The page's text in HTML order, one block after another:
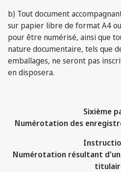
b) Tout document
sur papier libre de format A4
pour être numérisé, ainsi que
nature documentaire, tels que
emballages, ne seront pas
en disposera.
Sixième
Numérotation des
Numérotation résultant